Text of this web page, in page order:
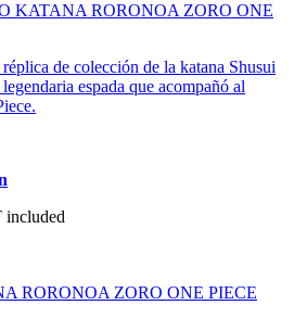
KATANA RORONOA ZORO ONE
de colección de la katana Shusui
espada que acompañó al
included